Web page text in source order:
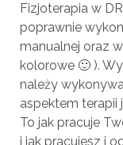
Fizjoterapia w
poprawnie
manualnej oraz
kolorowe 🙂 ).
należy
aspektem terapii
To jak pracuje
i jak pracujesz i